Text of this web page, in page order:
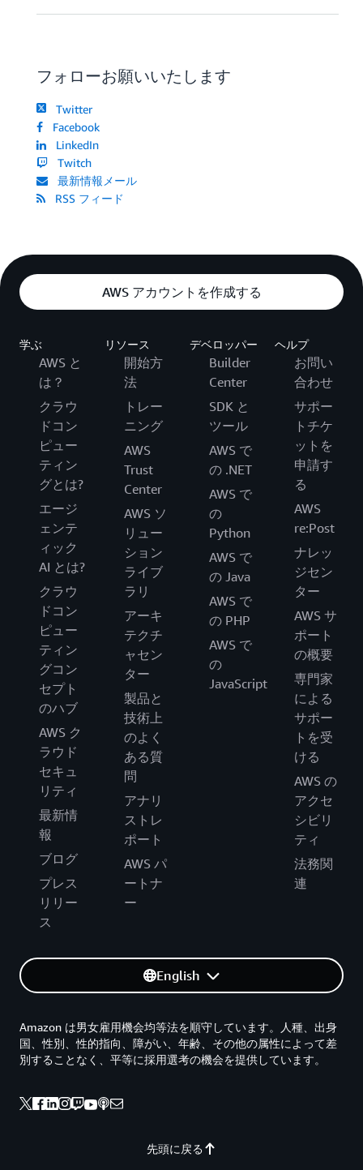
フォローお願いいたします
Twitter
Facebook
LinkedIn
Twitch
最新情報メール
RSS フィード
AWS アカウントを作成する
学ぶ
AWS と
は？
クラウ
ドコン
ピュー
ティン
グとは?
エージ
ェンテ
ィック
AI とは?
クラウ
ドコン
ピュー
ティン
グコン
セプト
のハブ
AWS ク
ラウド
セキュ
リティ
最新情
報
ブログ
プレス
リリー
ス
リソース
開始方
法
トレー
ニング
AWS
Trust
Center
AWS ソ
リュー
ション
ライブ
ラリ
アーキ
テクチ
ャセン
ター
製品と
技術上
のよく
ある質
問
アナリ
ストレ
ポート
AWS パ
ートナ
ー
デベロッパー
Builder
Center
SDK と
ツール
AWS で
の .NET
AWS で
の
Python
AWS で
の Java
AWS で
の PHP
AWS で
の
JavaScript
ヘルプ
お問い
合わせ
サポー
トチケ
ットを
申請す
る
AWS
re:Post
ナレッ
ジセン
ター
AWS サ
ポート
の概要
専門家
による
サポー
トを受
ける
AWS の
アクセ
シビリ
ティ
法務関
連
English
先頭に戻る
Amazon は男女雇用機会均等法を順守しています。人種、出身
国、性別、性的指向、障がい、年齢、その他の属性によって差
別することなく、平等に採用選考の機会を提供しています。